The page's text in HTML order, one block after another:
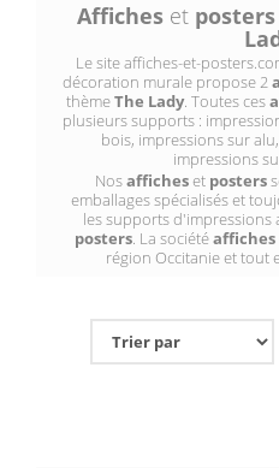
Affiches et posters
Le site affiches-et-
décoration murale propose 2
thèmeThe Lady. Toutes ces
plusieurs supports :
bois, impressions sur
impressions
Nosafficheset posters
emballages spécialisés et
les supports d'impressions
posters. La sociétéaffiches
région Occitanie et tout